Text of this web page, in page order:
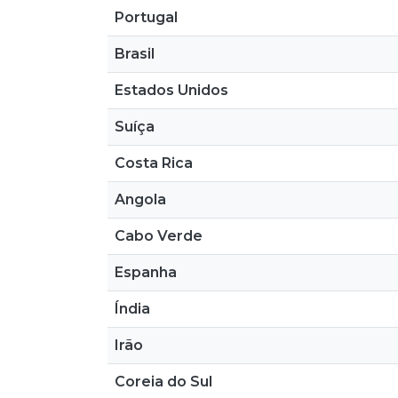
Portugal
Brasil
Estados Unidos
Suíça
Costa Rica
Angola
Cabo Verde
Espanha
Índia
Irão
Coreia do Sul